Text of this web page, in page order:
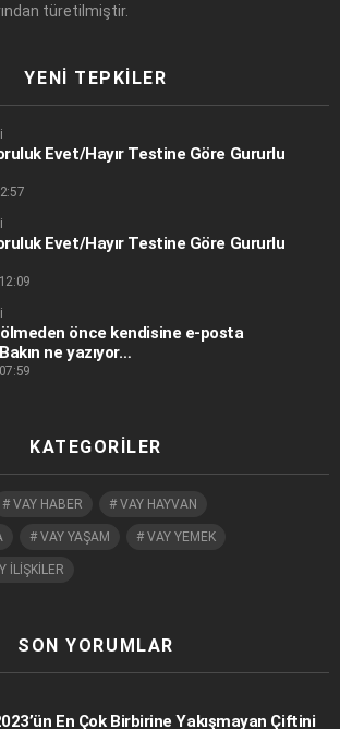
türetilmiştir.
YENI TEPKILER
Evet/Hayır Testine Göre Gururlu
Evet/Hayır Testine Göre Gururlu
önce kendisine e-posta
ne yazıyor…
KATEGORILER
VAY HABER VAY HAYVAN
VAY YAŞAM VAY YEMEK
İLİŞKİLER
SON YORUMLAR
En Çok Birbirine Yakışmayan Çiftini